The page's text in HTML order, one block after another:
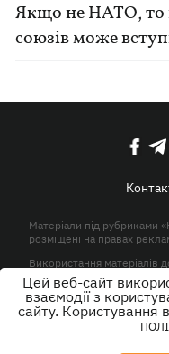
Якщо не НАТО, то
союзів може
Матеріали під рубриками
розміщені на правах
Використання матеріалів
активного гіперпосилання
© ТОВ «ЮЛАВ МЕДІА»
Цей веб-сайт
взаємодії з
сайту. Користування